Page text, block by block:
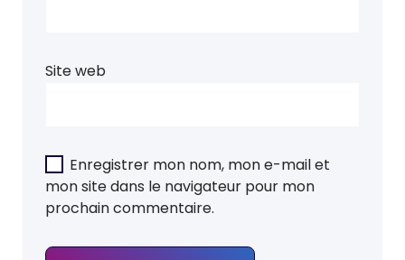
Site web
Enregistrer mon nom, mon e-mail et
mon site dans le navigateur pour mon
prochain commentaire.